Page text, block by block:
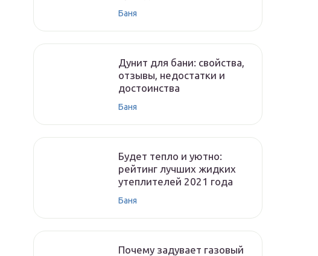
Баня
Дунит для бани: свойства,
отзывы, недостатки и
достоинства
Баня
Будет тепло и уютно:
рейтинг лучших жидких
утеплителей 2021 года
Баня
Почему задувает газовый